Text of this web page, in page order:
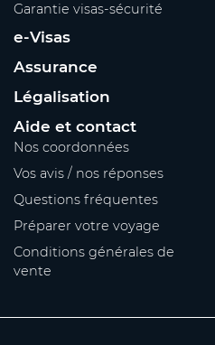
Garantie visas-sécurité
e-Visas
Assurance
Légalisation
Aide et contact
Nos coordonnées
Vos avis / nos réponses
Questions fréquentes
Préparer votre voyage
Conditions générales de
vente